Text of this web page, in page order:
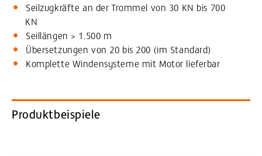
Seilzugkräfte an der Trommel von 30 KN bis 700
KN
Seillängen > 1.500 m
Übersetzungen von 20 bis 200 (im Standard)
Komplette Windensysteme mit Motor lieferbar
Produktbeispiele